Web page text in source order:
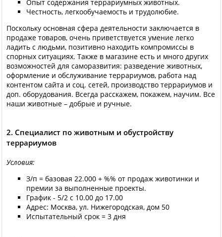
Опыт содержания террариумных животных.
Честность, легкообучаемость и трудолюбие.
Поскольку основная сфера деятельности заключается в
продаже товаров, очень приветствуется умение легко
ладить с людьми, позитивно находить компромиссы в
спорных ситуациях. Также в магазине есть и много других
возможностей для саморазвития: разведение животных,
оформление и обслуживание террариумов, работа над
контентом сайта и соц. сетей, производство террариумов и
доп. оборудования. Всегда расскажем, покажем, научим. Все
наши животные – добрые и ручные.
2. Специалист по животным и обустройству
террариумов
Условия:
З/п = базовая 22.000 + %% от продаж животинки и
премии за выполненные проекты.
График - 5/2 с 10.00 до 17.00
Адрес: Москва, ул. Нижегородская, дом 50
Испытательный срок = 3 дня